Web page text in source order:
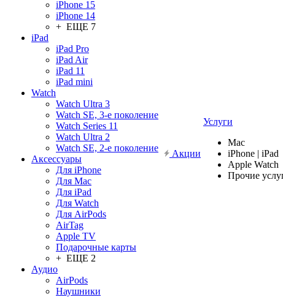
iPhone 15
iPhone 14
+ ЕЩЕ 7
iPad
iPad Pro
iPad Air
iPad 11
iPad mini
Watch
Watch Ultra 3
Watch SE, 3-е поколение
Watch Series 11
Watch Ultra 2
Watch SE, 2-е поколение
Аксессуары
Для iPhone
Для Mac
Для iPad
Для Watch
Для AirPods
AirTag
Apple TV
Подарочные карты
+ ЕЩЕ 2
Аудио
AirPods
Наушники
Акции
Услуги
Mac
iPhone | iPad
Apple Watch
Прочие